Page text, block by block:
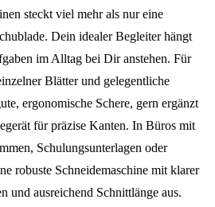
steckt viel mehr als nur eine
Dein idealer Begleiter hängt
im Alltag bei Dir anstehen. Für
Blätter und gelegentliche
ergonomische Schere, gern ergänzt
für präzise Kanten. In Büros mit
Schulungsunterlagen oder
robuste Schneidemaschine mit klarer
und ausreichend Schnittlänge aus.